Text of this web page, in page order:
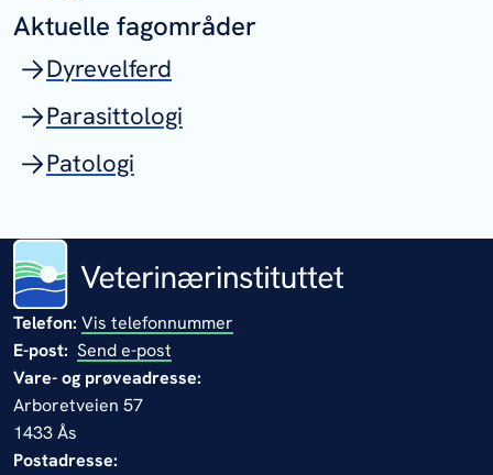
Aktuelle fagområder
Dyrevelferd
Parasittologi
Patologi
Telefon: Vis telefonnummer
E-post: Send e-post
Vare- og prøveadresse:
Arboretveien 57
1433 Ås
Postadresse: